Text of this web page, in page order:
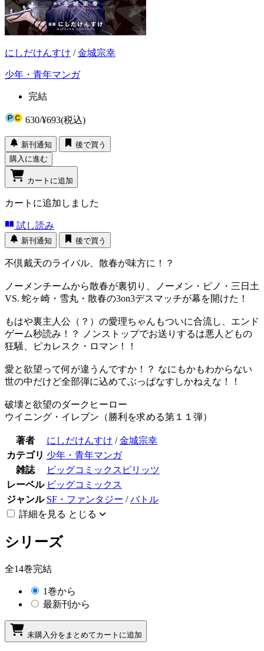
にしだけんすけ /金城宗幸
少年・青年マンガ
完結
630/¥693(税込)
新刊通知
後で買う
購入に進む
カートに追加
カートに追加しました
試し読み
新刊通知 後で買う
不倶戴天のライバル、散春が味方に！？
ノーメンチームから散春が裏切り、ノーメン・ピノ・三日土
VS. 蛇ヶ崎・雪丸・散春の3on3デスマッチが幕を開けた！
もはや裏主人公（？）の愛理ちゃんもついに合流し、エンド
ゲーム秒読み！？ ノンストップでお送りするは悪人どもの
狂騒、ピカレスク・ロマン！！
愛と欲望って何が違うんですか！？ なにもかもわからない
世の中だけど全部弾に込めてぶっぱなすしかねえな！！
破壊と欲望のダークヒーロー
ウイニング・イレブン（勝利を求める第１１弾）
著者 にしだけんすけ /金城宗幸
カテゴリ 少年・青年マンガ
雑誌
ビッグコミックスピリッツ
レーベル ビッグコミックス
ジャンル SF・ファンタジー /バトル
詳細を見る とじる
シリーズ
全14巻完結
1巻から
最新刊から
未購入分をまとめてカートに追加